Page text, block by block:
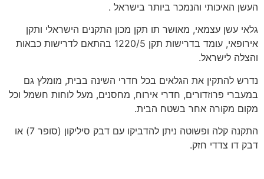
העשן האיכותי והנמכר ביותר בישראל .
גלאי עשן עצמאי, מאושר תו תקן מכון התקנים הישראלי ותקן
אירופאי, עומד בדרישות תקן 1220/5 בהתאם לדרישות כבאות
והצלה לישראל.
נדרש להתקין את הגלאים בכל חדרי השינה בבית, מומלץ גם
במעברי פרוזדורים, חדרי אירוח, מחסנים, מעל לוחות חשמל וכל
מקום מקורה אחר בשטח הבית.
התקנה קלה ופשוטה ניתן להדביקו עם דבק סיליקון (סופר 7) או
דבק דו צדדי חזק.